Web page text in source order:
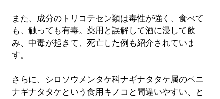
また、成分のトリコテセン類は毒性が強く、食べて
も、触っても有毒。薬用と誤解して酒に浸して飲
み、中毒が起きて、死亡した例も紹介されていま
す。
さらに、シロソウメンタケ科ナギナタタケ属のベニ
ナギナタタケという食用キノコと間違いやすい、と